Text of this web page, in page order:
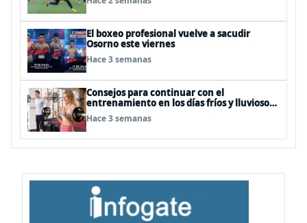
El boxeo profesional vuelve a sacudir
Osorno este viernes
Hace 3 semanas
Consejos para continuar con el
entrenamiento en los días fríos y lluviosos
de invierno
Hace 3 semanas